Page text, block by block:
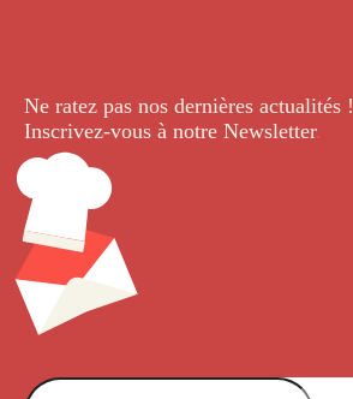
Ne ratez pas nos dernières actualités !
Inscrivez-vous à notre Newsletter.